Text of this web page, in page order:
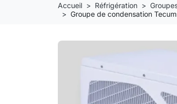
Accueil Réfrigération
Groupe de condensation